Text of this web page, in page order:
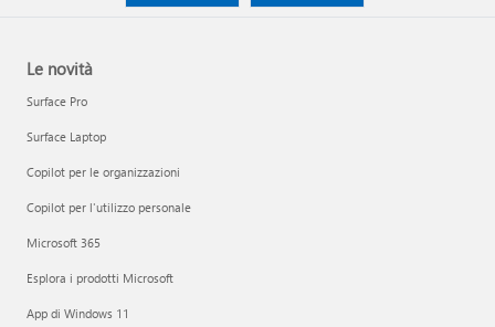
Le novità
Surface Pro
Surface Laptop
Copilot per le organizzazioni
Copilot per l'utilizzo personale
Microsoft 365
Esplora i prodotti Microsoft
App di Windows 11